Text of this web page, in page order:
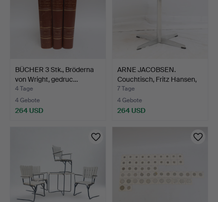
BÜCHER 3 Stk., Bröderna
von Wright, gedruc…
4 Tage
4 Gebote
264 USD
ARNE JACOBSEN.
Couchtisch, Fritz Hansen,
D…
7 Tage
4 Gebote
264 USD